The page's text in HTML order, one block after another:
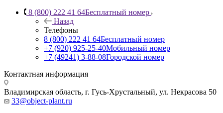
8 (800) 222 41 64Бесплатный номер
Назад
Телефоны
8 (800) 222 41 64Бесплатный номер
+7 (920) 925-25-40Мобильный номер
+7 (49241) 3-88-08Городской номер
Контактная информация
Владимирская область, г. Гусь-Хрустальный, ул. Некрасова 50
33@object-plant.ru